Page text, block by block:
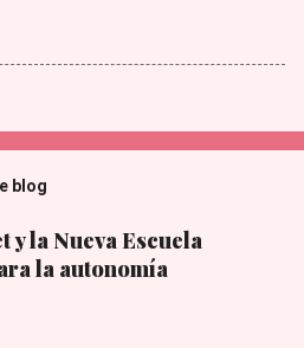
blog
y la Nueva Escuela
la autonomía